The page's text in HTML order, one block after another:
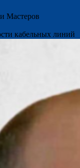
Мастеров
кабельных линий